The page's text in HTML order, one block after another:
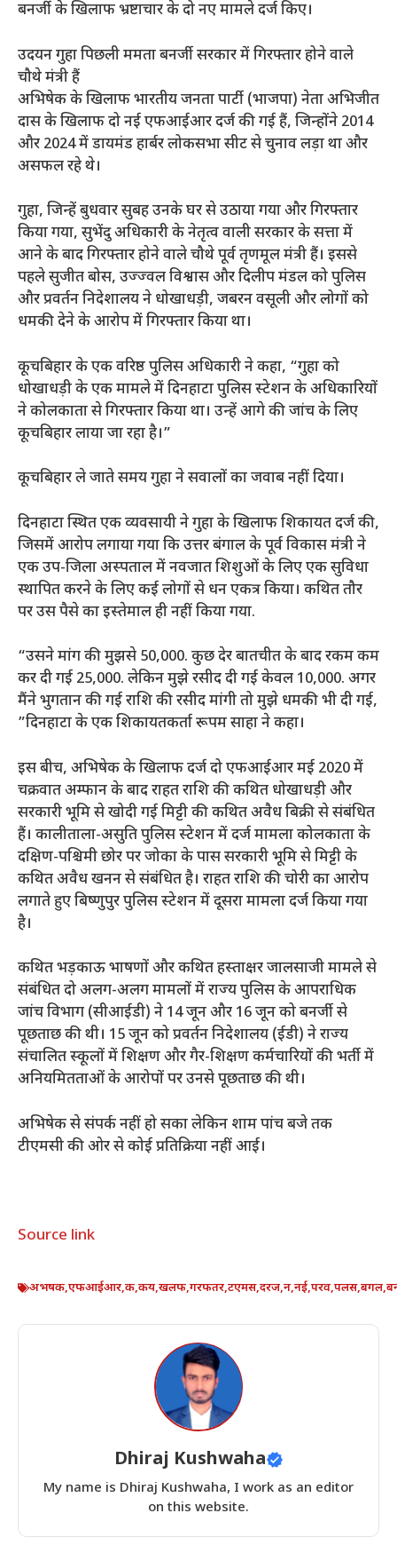
बनर्जी के खिलाफ भ्रष्टाचार के दो नए मामले दर्ज किए।
उदयन गुहा पिछली ममता बनर्जी सरकार में गिरफ्तार होने वाले
चौथे मंत्री हैं
अभिषेक के खिलाफ भारतीय जनता पार्टी (भाजपा) नेता अभिजीत
दास के खिलाफ दो नई एफआईआर दर्ज की गई हैं, जिन्होंने 2014
और 2024 में डायमंड हार्बर लोकसभा सीट से चुनाव लड़ा था और
असफल रहे थे।
गुहा, जिन्हें बुधवार सुबह उनके घर से उठाया गया और गिरफ्तार
किया गया, सुभेंदु अधिकारी के नेतृत्व वाली सरकार के सत्ता में
आने के बाद गिरफ्तार होने वाले चौथे पूर्व तृणमूल मंत्री हैं। इससे
पहले सुजीत बोस, उज्ज्वल विश्वास और दिलीप मंडल को पुलिस
और प्रवर्तन निदेशालय ने धोखाधड़ी, जबरन वसूली और लोगों को
धमकी देने के आरोप में गिरफ्तार किया था।
कूचबिहार के एक वरिष्ठ पुलिस अधिकारी ने कहा, “गुहा को
धोखाधड़ी के एक मामले में दिनहाटा पुलिस स्टेशन के अधिकारियों
ने कोलकाता से गिरफ्तार किया था। उन्हें आगे की जांच के लिए
कूचबिहार लाया जा रहा है।”
कूचबिहार ले जाते समय गुहा ने सवालों का जवाब नहीं दिया।
दिनहाटा स्थित एक व्यवसायी ने गुहा के खिलाफ शिकायत दर्ज की,
जिसमें आरोप लगाया गया कि उत्तर बंगाल के पूर्व विकास मंत्री ने
एक उप-जिला अस्पताल में नवजात शिशुओं के लिए एक सुविधा
स्थापित करने के लिए कई लोगों से धन एकत्र किया। कथित तौर
पर उस पैसे का इस्तेमाल ही नहीं किया गया.
“उसने मांग कीमुझसे 50,000. कुछ देर बातचीत के बाद रकम कम
कर दी गई 25,000. लेकिन मुझे रसीद दी गईकेवल 10,000. अगर
मैंने भुगतान की गई राशि की रसीद मांगी तो मुझे धमकी भी दी गई,
”दिनहाटा के एक शिकायतकर्ता रूपम साहा ने कहा।
इस बीच, अभिषेक के खिलाफ दर्ज दो एफआईआर मई 2020 में
चक्रवात अम्फान के बाद राहत राशि की कथित धोखाधड़ी और
सरकारी भूमि से खोदी गई मिट्टी की कथित अवैध बिक्री से संबंधित
हैं। कालीताला-असुति पुलिस स्टेशन में दर्ज मामला कोलकाता के
दक्षिण-पश्चिमी छोर पर जोका के पास सरकारी भूमि से मिट्टी के
कथित अवैध खनन से संबंधित है। राहत राशि की चोरी का आरोप
लगाते हुए बिष्णुपुर पुलिस स्टेशन में दूसरा मामला दर्ज किया गया
है।
कथित भड़काऊ भाषणों और कथित हस्ताक्षर जालसाजी मामले से
संबंधित दो अलग-अलग मामलों में राज्य पुलिस के आपराधिक
जांच विभाग (सीआईडी) ने 14 जून और 16 जून को बनर्जी से
पूछताछ की थी। 15 जून को प्रवर्तन निदेशालय (ईडी) ने राज्य
संचालित स्कूलों में शिक्षण और गैर-शिक्षण कर्मचारियों की भर्ती में
अनियमितताओं के आरोपों पर उनसे पूछताछ की थी।
अभिषेक से संपर्क नहीं हो सका लेकिन शाम पांच बजे तक
टीएमसी की ओर से कोई प्रतिक्रिया नहीं आई।
Source link
अभषक,एफआईआर,क,कय,खलफ,गरफतर,टएमस,दरज,न,नई,परव,पलस,बगल,
Dhiraj Kushwaha
My name is Dhiraj Kushwaha, I work as an editor
on this website.